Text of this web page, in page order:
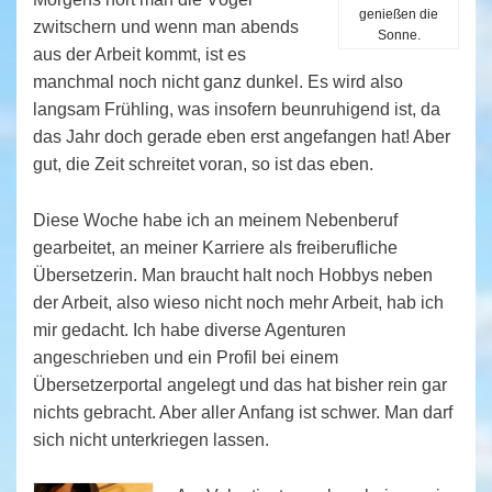
genießen die
Sonne.
zwitschern und wenn man abends
aus der Arbeit kommt, ist es
manchmal noch nicht ganz dunkel. Es wird also
langsam Frühling, was insofern beunruhigend ist, da
das Jahr doch gerade eben erst angefangen hat! Aber
gut, die Zeit schreitet voran, so ist das eben.
Diese Woche habe ich an meinem Nebenberuf
gearbeitet, an meiner Karriere als freiberufliche
Übersetzerin. Man braucht halt noch Hobbys neben
der Arbeit, also wieso nicht noch mehr Arbeit, hab ich
mir gedacht. Ich habe diverse Agenturen
angeschrieben und ein Profil bei einem
Übersetzerportal angelegt und das hat bisher rein gar
nichts gebracht. Aber aller Anfang ist schwer. Man darf
sich nicht unterkriegen lassen.